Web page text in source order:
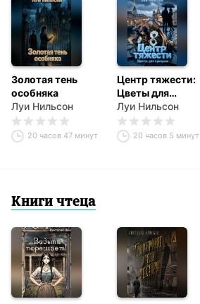
Золотая тень
особняка
Луи Нильсон
20 часов 47 минут
Центр тяжести:
Цветы для
призрака
Луи Нильсон
20 часов 5 минут
Книги чтеца